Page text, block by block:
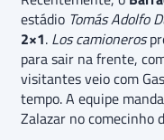
estádio Tomás Adolfo
2×1. Los camioneros
para sair na frente,
visitantes veio com
tempo. A equipe
Zalazar no comecinho